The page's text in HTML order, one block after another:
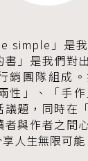
simple」是
書」是我們對
銷團隊組成。
性」、「手
議題，同時在
者與作者之間
人生無限可能